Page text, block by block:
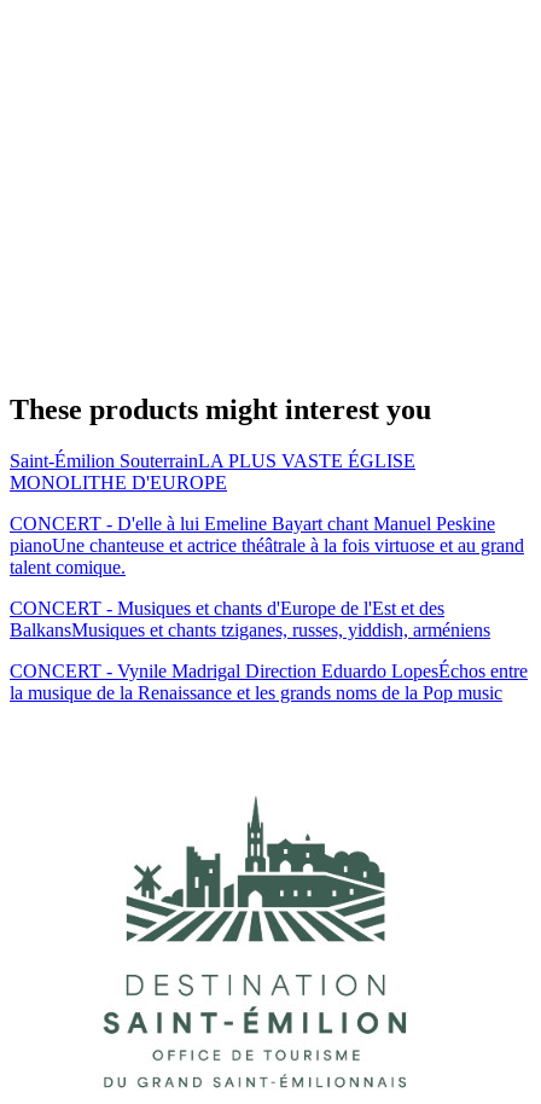
These products might interest you
Saint-Émilion SouterrainLA PLUS VASTE ÉGLISE
MONOLITHE D'EUROPE
CONCERT - D'elle à lui Emeline Bayart chant Manuel Peskine
pianoUne chanteuse et actrice théâtrale à la fois virtuose et au grand
talent comique.
CONCERT - Musiques et chants d'Europe de l'Est et des
BalkansMusiques et chants tziganes, russes, yiddish, arméniens
CONCERT - Vynile Madrigal Direction Eduardo LopesÉchos entre
la musique de la Renaissance et les grands noms de la Pop music